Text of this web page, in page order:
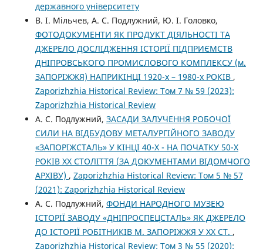
державного університету
В. І. Мільчев, А. C. Подлужний, Ю. І. Головко,
ФОТОДОКУМЕНТИ ЯК ПРОДУКТ ДІЯЛЬНОСТІ ТА
ДЖЕРЕЛО ДОСЛІДЖЕННЯ ІСТОРІЇ ПІДПРИЄМСТВ
ДНІПРОВСЬКОГО ПРОМИСЛОВОГО КОМПЛЕКСУ (м.
ЗАПОРІЖЖЯ) НАПРИКІНЦІ 1920-х – 1980-х РОКІВ ,
Zaporizhzhia Historical Review: Том 7 № 59 (2023):
Zaporizhzhia Historical Review
А. C. Подлужний, ЗАСАДИ ЗАЛУЧЕННЯ РОБОЧОЇ
СИЛИ НА ВІДБУДОВУ МЕТАЛУРГІЙНОГО ЗАВОДУ
«ЗАПОРІЖСТАЛЬ» У КІНЦІ 40-Х - НА ПОЧАТКУ 50-Х
РОКІВ ХХ СТОЛІТТЯ (ЗА ДОКУМЕНТАМИ ВІДОМЧОГО
АРХІВУ) , Zaporizhzhia Historical Review: Том 5 № 57
(2021): Zaporizhzhia Historical Review
А. C. Подлужний, ФОНДИ НАРОДНОГО МУЗЕЮ
ІСТОРІЇ ЗАВОДУ «ДНІПРОСПЕЦСТАЛЬ» ЯК ДЖЕРЕЛО
ДО ІСТОРІЇ РОБІТНИКІВ М. ЗАПОРІЖЖЯ У ХХ СТ. ,
Zaporizhzhia Historical Review: Том 3 № 55 (2020):